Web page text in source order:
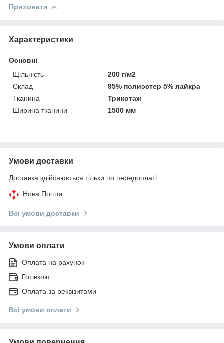
Приховати
Характеристики
Основні
Щільність
200 г/м2
Склад
95% полиэстер 5% лайкра
Тканина
Трикотаж
Ширина тканини
1500 мм
Умови доставки
Доставка здійснюється тільки по передоплаті.
Нова Пошта
Всі умови доставки
Умови оплати
Оплата на рахунок
Готівкою
Оплата за реквізитами
Всі умови оплати